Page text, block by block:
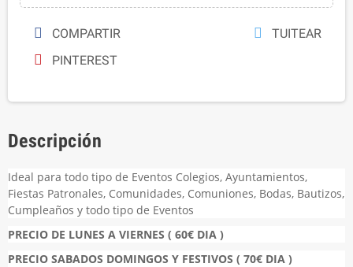
COMPARTIR
TUITEAR
PINTEREST
Descripción
Ideal para todo tipo de Eventos Colegios, Ayuntamientos,
Fiestas Patronales, Comunidades, Comuniones, Bodas, Bautizos,
Cumpleaños y todo tipo de Eventos
PRECIO DE LUNES A VIERNES ( 60€ DIA )
PRECIO SABADOS DOMINGOS Y FESTIVOS ( 70€ DIA )